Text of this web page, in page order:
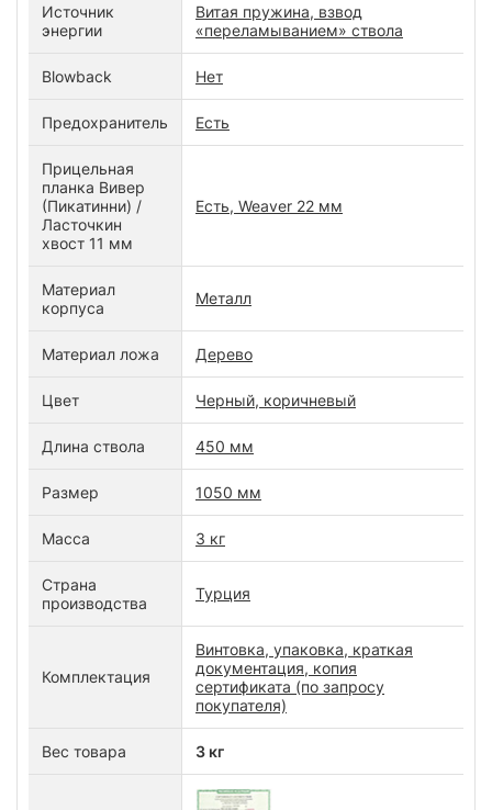
Источник
энергии
Витая пружина, взвод
«переламыванием» ствола
Blowback Нет
Предохранитель Есть
Прицельная
планка Вивер
(Пикатинни) /
Ласточкин
хвост 11 мм
Есть, Weaver 22 мм
Материал
корпуса
Металл
Материал ложа Дерево
Цвет Черный, коричневый
Длина ствола 450 мм
Размер 1050 мм
Масса 3 кг
Страна
производства
Турция
Комплектация
Винтовка, упаковка, краткая
документация, копия
сертификата (по запросу
покупателя)
Вес товара 3 кг